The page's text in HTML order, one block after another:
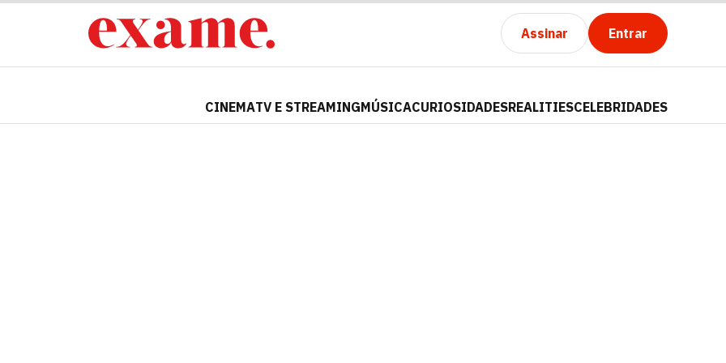
Assinar Entrar
CINEMATV E STREAMINGMÚSICACURIOSIDADESREALITIESCELEBRIDADES